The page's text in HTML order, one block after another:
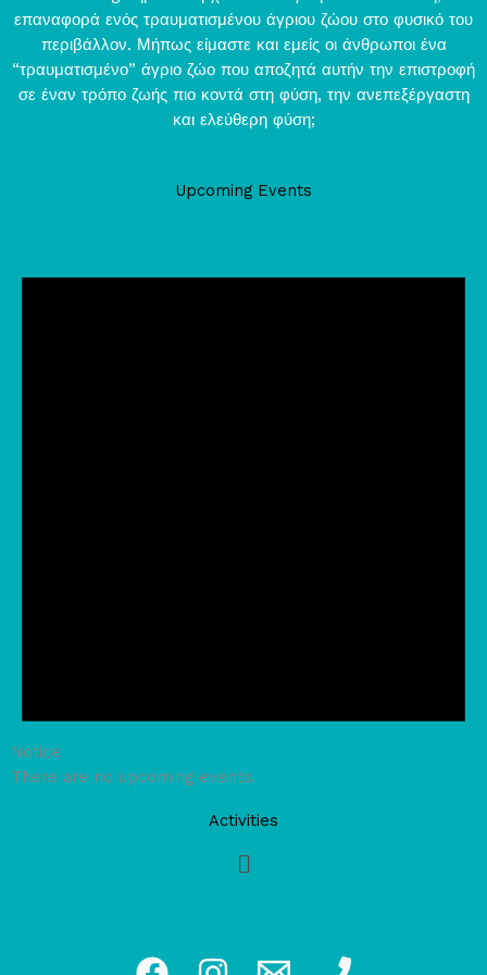
επαναφορά ενός τραυματισμένου άγριου ζώου στο φυσικό του
περιβάλλον. Μήπως είμαστε και εμείς οι άνθρωποι ένα
“τραυματισμένο” άγριο ζώο που αποζητά αυτήν την επιστροφή
σε έναν τρόπο ζωής πιο κοντά στη φύση, την ανεπεξέργαστη
και ελεύθερη φύση;
Upcoming Events
Notice
There are no upcoming events.
Activities
Main